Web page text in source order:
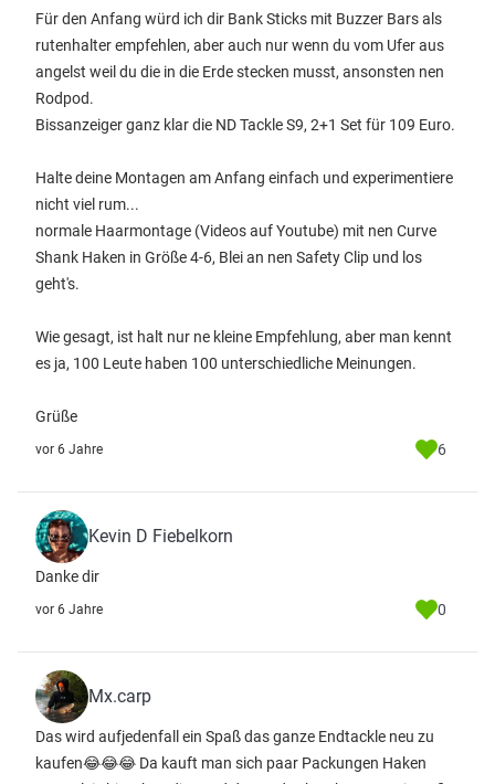
Für den Anfang würd ich dir Bank Sticks mit Buzzer Bars als
rutenhalter empfehlen, aber auch nur wenn du vom Ufer aus
angelst weil du die in die Erde stecken musst, ansonsten nen
Rodpod.
Bissanzeiger ganz klar die ND Tackle S9, 2+1 Set für 109 Euro.
Halte deine Montagen am Anfang einfach und experimentiere
nicht viel rum...
normale Haarmontage (Videos auf Youtube) mit nen Curve
Shank Haken in Größe 4-6, Blei an nen Safety Clip und los
geht's.
Wie gesagt, ist halt nur ne kleine Empfehlung, aber man kennt
es ja, 100 Leute haben 100 unterschiedliche Meinungen.
Grüße
vor 6 Jahre 6
Kevin D Fiebelkorn
Danke dir
vor 6 Jahre 0
Mx.carp
Das wird aufjedenfall ein Spaß das ganze Endtackle neu zu
kaufen😂😂😂 Da kauft man sich paar Packungen Haken